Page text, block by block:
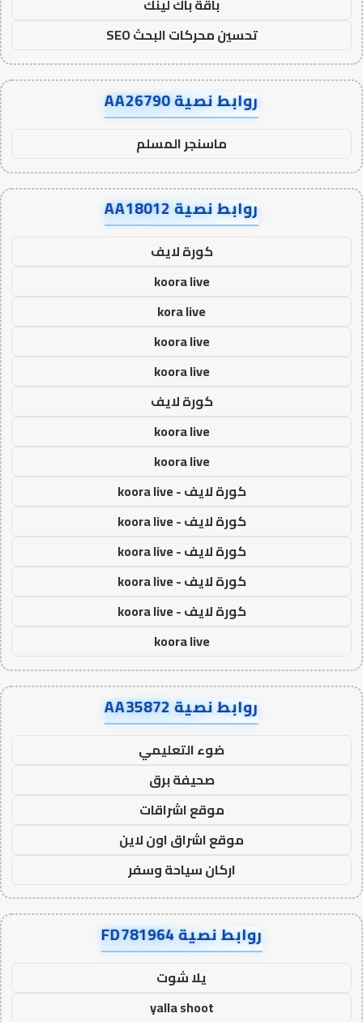
باقة باك لينك
تحسين محركات البحث SEO
روابط نصية AA26790
ماسنجر المسلم
روابط نصية AA18012
كورة لايف
koora live
kora live
koora live
koora live
كورة لايف
koora live
koora live
كورة لايف - koora live
كورة لايف - koora live
كورة لايف - koora live
كورة لايف - koora live
كورة لايف - koora live
koora live
روابط نصية AA35872
ضوء التعليمي
صحيفة برق
موقع اشراقات
موقع اشراق اون لاين
اركان سياحة وسفر
روابط نصية FD781964
يلا شوت
yalla shoot